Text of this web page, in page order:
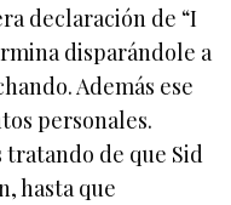
declaración de “I
disparándole a
Además ese
personales.
tratando de que Sid
hasta que